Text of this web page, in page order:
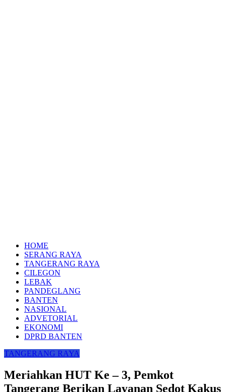
HOME
SERANG RAYA
TANGERANG RAYA
CILEGON
LEBAK
PANDEGLANG
BANTEN
NASIONAL
ADVETORIAL
EKONOMI
DPRD BANTEN
TANGERANG RAYA
Meriahkan HUT Ke – 3, Pemkot
Tangerang Berikan Layanan Sedot Kakus